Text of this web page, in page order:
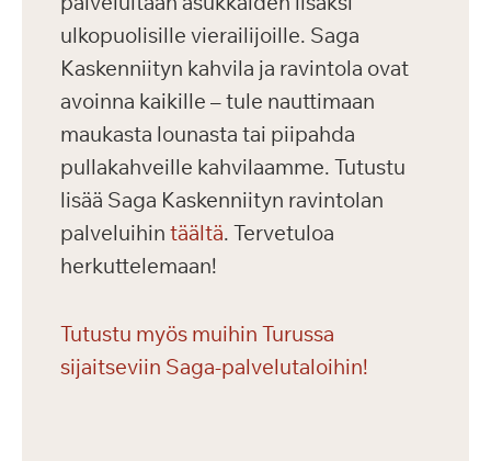
ulkopuolisille vierailijoille. Saga
Kaskenniityn kahvila ja ravintola ovat
avoinna kaikille – tule nauttimaan
maukasta lounasta tai piipahda
pullakahveille kahvilaamme. Tutustu
lisää Saga Kaskenniityn ravintolan
palveluihin täältä. Tervetuloa
herkuttelemaan!
Tutustu myös muihin Turussa
sijaitseviin Saga-palvelutaloihin!